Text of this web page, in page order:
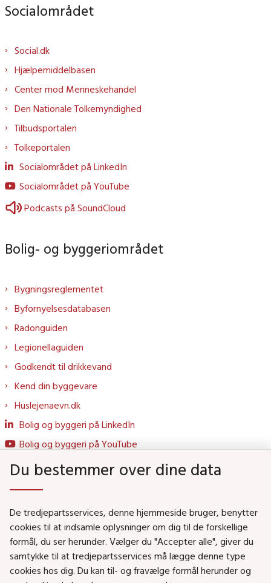
Socialområdet
Social.dk
Hjælpemiddelbasen
Center mod Menneskehandel
Den Nationale Tolkemyndighed
Tilbudsportalen
Tolkeportalen
Socialområdet på LinkedIn
Socialområdet på YouTube
Podcasts på SoundCloud
Bolig- og byggeriområdet
Bygningsreglementet
Byfornyelsesdatabasen
Radonguiden
Legionellaguiden
Godkendt til drikkevand
Kend din byggevare
Huslejenaevn.dk
Bolig og byggeri på LinkedIn
Bolig og byggeri på YouTube
Social- og Boligministeriet
Job i Social- og Boligstyrelsen
Puljer og tilskud
Nyhedsbreve
Du bestemmer over dine data
De tredjepartsservices, denne hjemmeside bruger, benytter
cookies til at indsamle oplysninger om dig til de forskellige
formål, du ser herunder. Vælger du "Accepter alle", giver du
samtykke til at tredjepartsservices må lægge denne type
cookies hos dig. Du kan til- og fravælge formål herunder og